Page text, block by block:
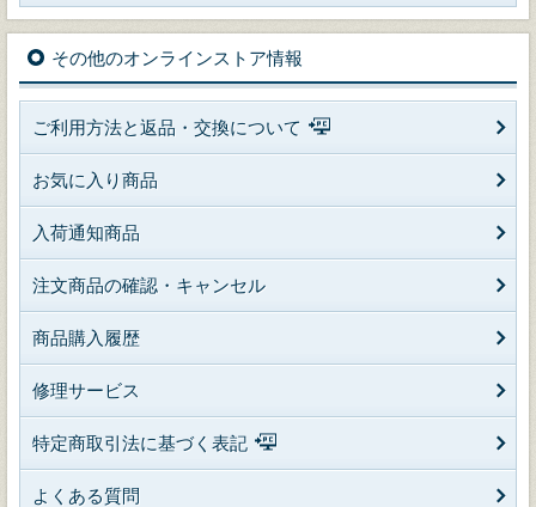
その他のオンラインストア情報
ご利用方法と返品・交換について
お気に入り商品
入荷通知商品
注文商品の確認・キャンセル
商品購入履歴
修理サービス
特定商取引法に基づく表記
よくある質問